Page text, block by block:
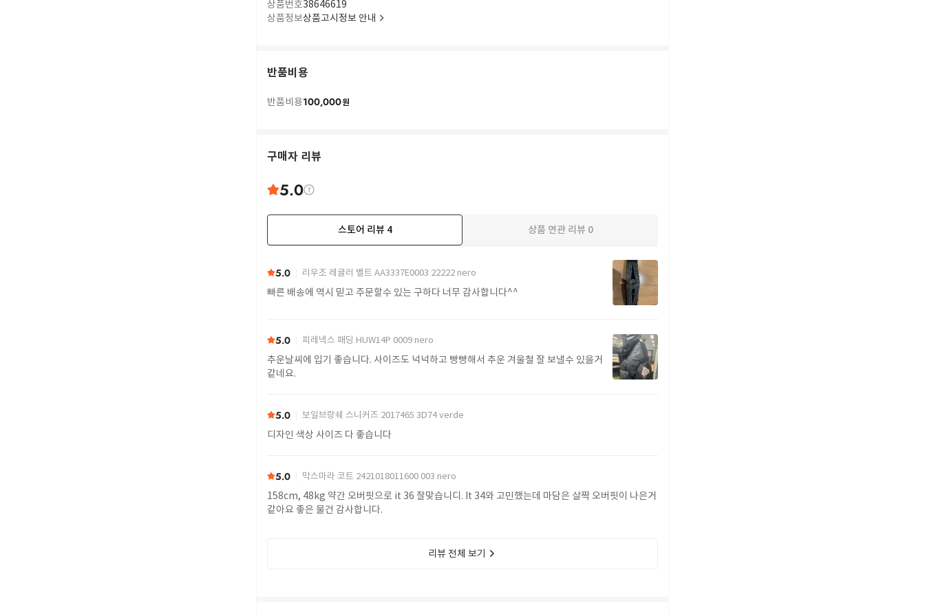
상품번호38646619
상품정보상품고시정보 안내
반품비용
반품비용100,000원
구매자 리뷰
5.0
스토어 리뷰 4 상품 연관 리뷰 0
5.0 리우조 레귤러 벨트 AA3337E0003 22222 nero
빠른 배송에 역시 믿고 주문할수 있는 구하다 너무 감사합니다^^
5.0 피레넥스 패딩 HUW14P 0009 nero
추운날씨에 입기 좋습니다. 사이즈도 넉넉하고 빵빵해서 추운 겨울철 잘 보낼수 있을거
같네요.
5.0 보일브랑쉐 스니커즈 2017465 3D74 verde
디자인 색상 사이즈 다 좋습니다
5.0 막스마라 코트 2421018011600 003 nero
158cm, 48kg 약간 오버핏으로 it 36 잘맞습니디. It 34와 고민했는데 마담은 살짝 오버핏이 나은거
같아요 좋은 물건 감사합니다.
리뷰 전체 보기